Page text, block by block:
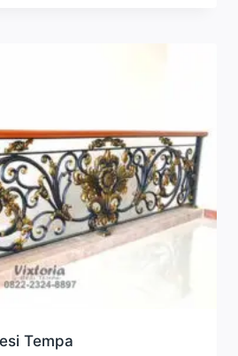
Tempa